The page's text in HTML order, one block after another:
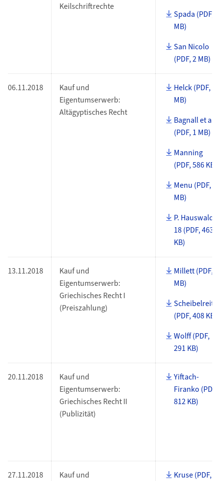
Keilschriftrechte
Spada (PDF, 1
MB)
San Nicolo
(PDF, 2 MB)
06.11.2018
Kauf und
Eigentumserwerb:
Altägyptisches Recht
Helck (PDF, 1
MB)
Bagnall et al.
(PDF, 1 MB)
Manning
(PDF, 586 KB)
Menu (PDF, 3
MB)
P. Hauswaldt
18 (PDF, 463
KB)
13.11.2018
Kauf und
Eigentumserwerb:
Griechisches Recht I
(Preiszahlung)
Millett (PDF, 2
MB)
(PDF, 408 KB)
Wolff (PDF,
291 KB)
20.11.2018
Kauf und
Eigentumserwerb:
Griechisches Recht II
(Publizität)
Yiftach-
Firanko (PDF,
812 KB)
27.11.2018
Kauf und
Kruse (PDF, 1